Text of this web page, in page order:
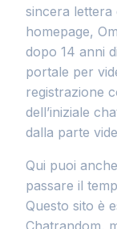
sincera lettera
homepage,
dopo 14 anni
portale per
registrazione
dell’iniziale
dalla parte
Qui puoi
passare il
Questo sito è
Chatrandom,